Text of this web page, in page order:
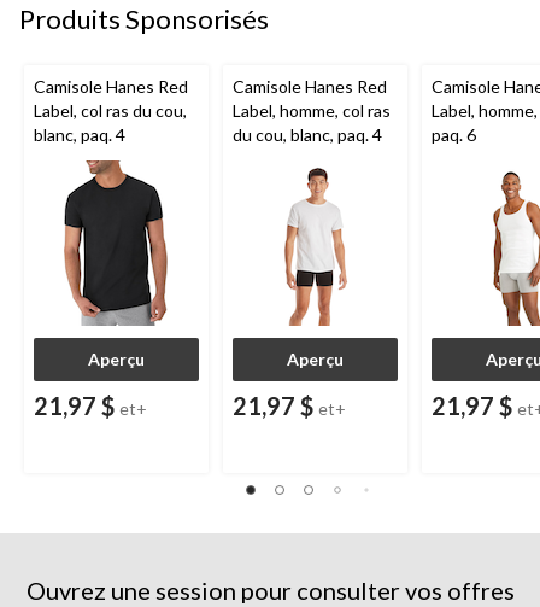
Produits Sponsorisés
Camisole Hanes Red
Label, col ras du cou,
blanc, paq. 4
Aperçu
21,97 $ et+
Camisole Hanes Red
Label, homme, col ras
du cou, blanc, paq. 4
Aperçu
21,97 $ et+
Camisole
Label,
paq. 6
21,97 $
Ouvrez une session pour consulter vos offres